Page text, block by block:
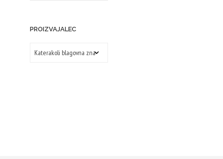
PROIZVAJALEC